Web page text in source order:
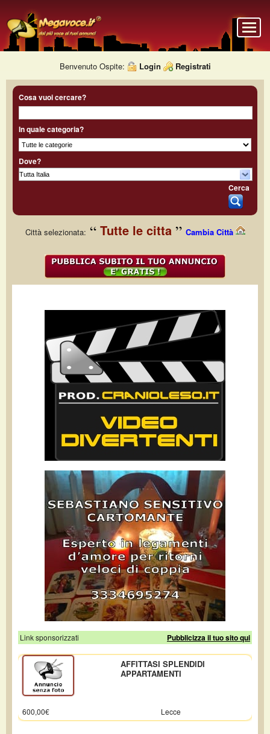
Benvenuto Ospite: Login Registrati
Cosa vuoi cercare?
In quale categoria?
Dove?
Cerca
Città selezionata: Tutte le citta Cambia Città
Link sponsorizzati Pubblicizza il tuo sito qui
AFFITTASI SPLENDIDI
APPARTAMENTI
600,00€ Lecce